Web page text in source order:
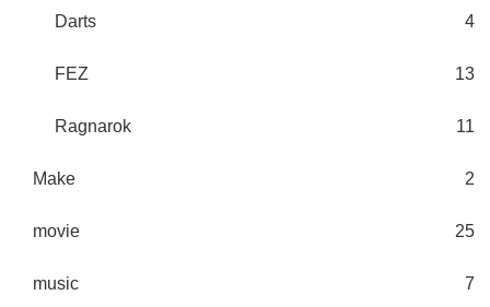
Darts 4
FEZ 13
Ragnarok 11
Make 2
movie 25
music 7